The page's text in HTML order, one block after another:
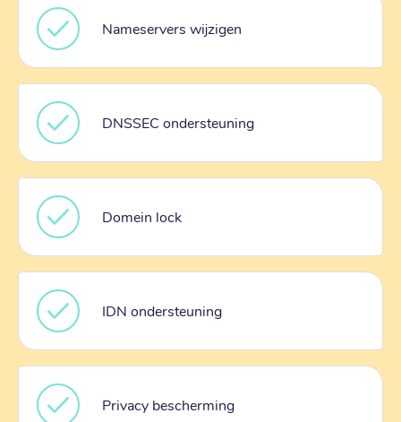
Nameservers wijzigen
DNSSEC ondersteuning
Domein lock
IDN ondersteuning
Privacy bescherming